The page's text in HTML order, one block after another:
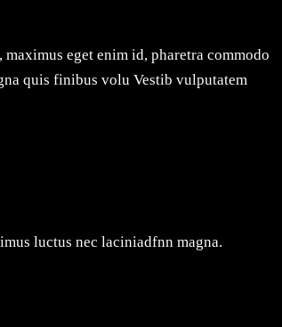
eget enim id, pharetra commodo
quis finibus volu Vestib vulputatem
luctus nec laciniadfnn magna.